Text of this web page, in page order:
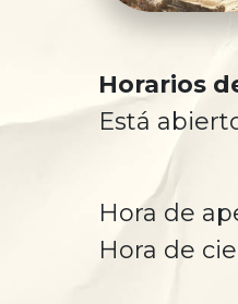
Horarios
Está
Hora de
Hora de